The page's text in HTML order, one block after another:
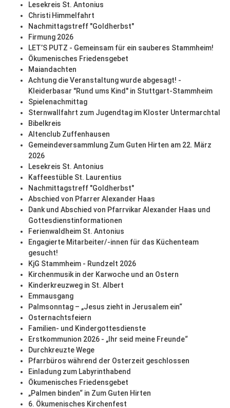
Lesekreis St. Antonius
Christi Himmelfahrt
Nachmittagstreff "Goldherbst"
Firmung 2026
LET’S PUTZ - Gemeinsam für ein sauberes Stammheim!
Ökumenisches Friedensgebet
Maiandachten
Achtung die Veranstaltung wurde abgesagt! -
Kleiderbasar "Rund ums Kind" in Stuttgart-Stammheim
Spielenachmittag
Sternwallfahrt zum Jugendtag im Kloster Untermarchtal
Bibelkreis
Altenclub Zuffenhausen
Gemeindeversammlung Zum Guten Hirten am 22. März
2026
Lesekreis St. Antonius
Kaffeestüble St. Laurentius
Nachmittagstreff "Goldherbst"
Abschied von Pfarrer Alexander Haas
Dank und Abschied von Pfarrvikar Alexander Haas und
Gottesdienstinformationen
Ferienwaldheim St. Antonius
Engagierte Mitarbeiter/-innen für das Küchenteam
gesucht!
KjG Stammheim - Rundzelt 2026
Kirchenmusik in der Karwoche und an Ostern
Kinderkreuzweg in St. Albert
Emmausgang
Palmsonntag – „Jesus zieht in Jerusalem ein“
Osternachtsfeiern
Familien- und Kindergottesdienste
Erstkommunion 2026 - „Ihr seid meine Freunde“
Durchkreuzte Wege
Pfarrbüros während der Osterzeit geschlossen
Einladung zum Labyrinthabend
Ökumenisches Friedensgebet
„Palmen binden“ in Zum Guten Hirten
6. Ökumenisches Kirchenfest